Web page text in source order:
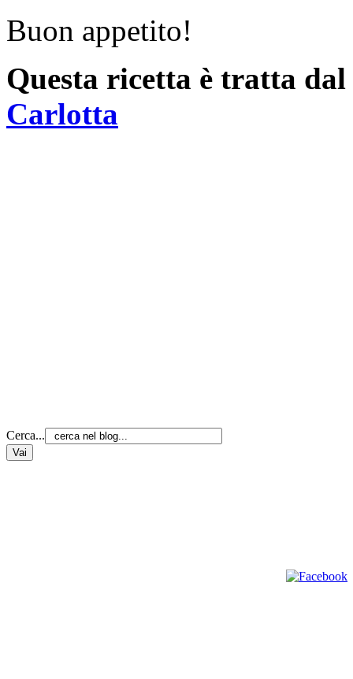
Buon appetito!
Questa ricetta è tratta
Carlotta
Cerca...